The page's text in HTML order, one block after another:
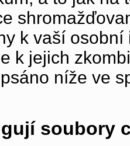
k vaší
k jejich
níže ve
soubory